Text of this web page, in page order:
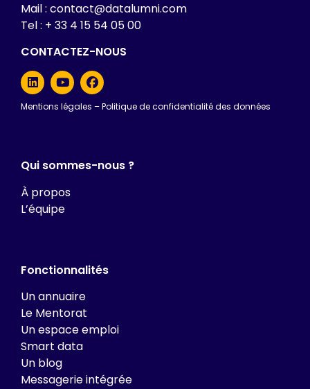
Mail : contact@datalumni.com
Tel : + 33 4 15 54 05 00
CONTACTEZ-NOUS
Mentions légales –Politique de confidentialité des données
Qui sommes-nous ?
À propos
L’équipe
Fonctionnalités
Un annuaire
Le Mentorat
Un espace emploi
Smart data
Un blog
Messagerie intégrée